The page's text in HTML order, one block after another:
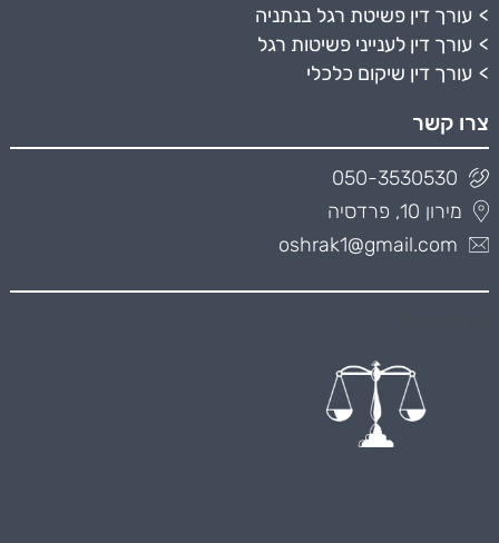
עורך דין פשיטת רגל בנתניה
עורך דין לענייני פשיטות רגל
עורך דין שיקום כלכלי
צרו קשר
050-3530530
מירון 10, פרדסיה
oshrak1@gmail.com